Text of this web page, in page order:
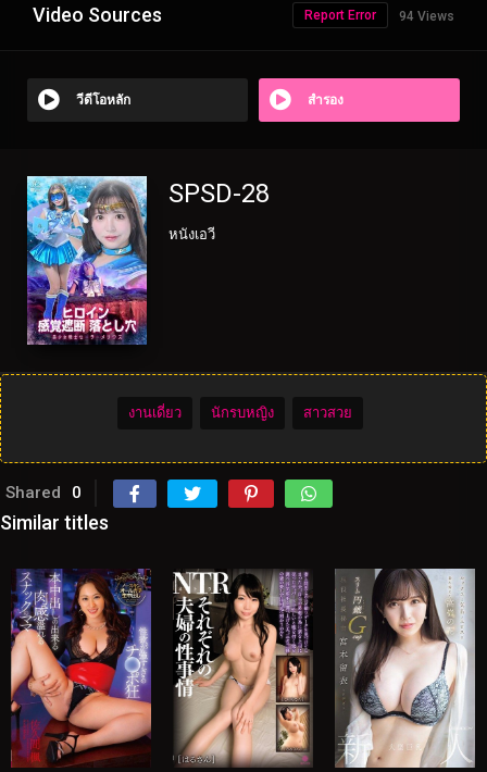
Video Sources 94 Views
Report Error
วีดีโอหลัก สำรอง
SPSD-28
หนังเอวี
งานเดี่ยว นักรบหญิง สาวสวย
Shared 0
Similar titles